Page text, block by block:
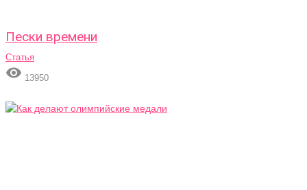
Пески времени
Статья
 13950